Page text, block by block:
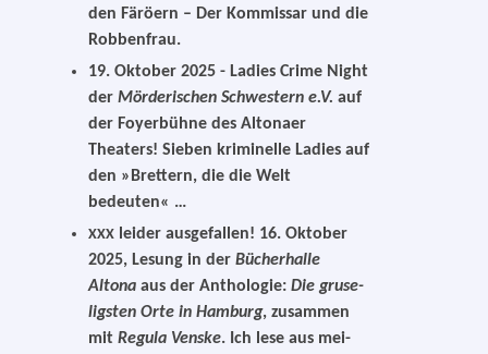
den Färöern – Der Kommissar und die
Robbenfrau.
19. Oktober 2025 - Ladies Crime Night
derMörderischen Schwestern e.V. auf
der Foyerbühne des Altonaer
Theaters! Sieben kri­mi­nel­le Ladies auf
den »Brettern, die die Welt
bedeuten« …
XXX lei­der aus­ge­fal­len! 16. Oktober
2025, Lesung in derBücherhalle
Altona aus der Anthologie:Die gru­se­
ligs­ten Orte in Hamburg, zusam­men
mitRegula Venske. Ich lese aus mei­